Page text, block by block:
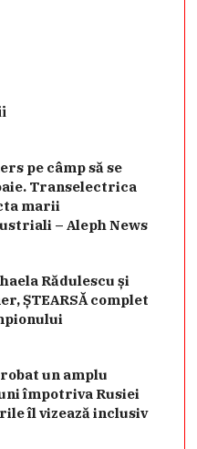
pe câmp să se
Transelectrica
marii
– Aleph News
Rădulescu și
ȘTEARSĂ complet
un amplu
împotriva Rusiei
îl vizează inclusiv